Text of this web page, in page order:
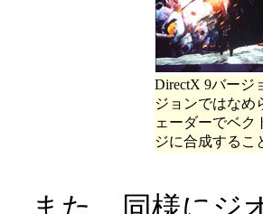
DirectX 9バージ
ジョンではなめ
ェーダーでベク
ジに合成するこ